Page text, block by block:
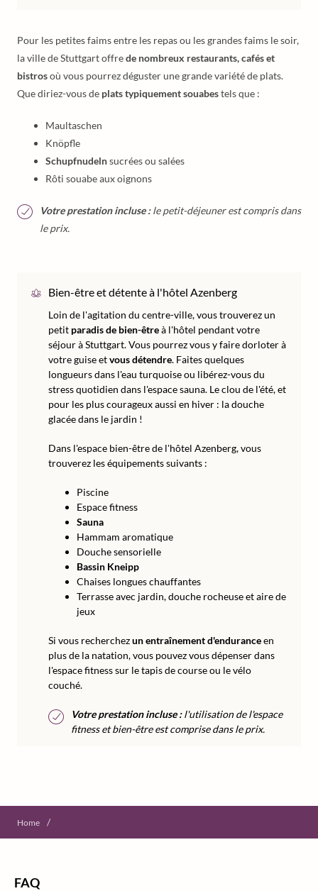
Pour les petites faims entre les repas ou les grandes faims le soir,
la ville de Stuttgart offrede nombreux restaurants, cafés et
bistrosoù vous pourrez déguster une grande variété de plats.
Que diriez-vous de plats typiquement souabestels que :
Maultaschen
Knöpfle
Schupfnudelnsucrées ou salées
Rôti souabe aux oignons
Votre prestation incluse :le petit-déjeuner est compris dans
le prix.
Bien-être et détente à l'hôtel Azenberg
Loin de l'agitation du centre-ville, vous trouverez un
petit paradis de bien-êtreà l'hôtel pendant votre
séjour à Stuttgart. Vous pourrez vous y faire dorloter à
votre guise etvous détendre. Faites quelques
longueurs dans l'eau turquoise ou libérez-vous du
stress quotidien dans l'espace sauna. Le clou de l'été, et
pour les plus courageux aussi en hiver : la douche
glacée dans le jardin !
Dans l'espace bien-être de l'hôtel Azenberg, vous
trouverez les équipements suivants :
Piscine
Espace fitness
Sauna
Hammam aromatique
Douche sensorielle
Bassin Kneipp
Chaises longues chauffantes
Terrasse avec jardin, douche rocheuse et aire de
jeux
Si vous recherchezun entraînement d'enduranceen
plus de la natation, vous pouvez vous dépenser dans
l'espace fitness sur le tapis de course ou le vélo
couché.
Votre prestation incluse :l'utilisation de l'espace
fitness et bien-être est comprise dans le prix.
Home /
FAQ